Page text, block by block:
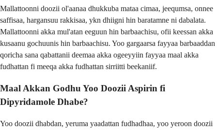
Mallattoonni doozii ol'aanaa dhukkuba mataa cimaa, jeequmsa, onnee
saffisaa, hargansuu rakkisaa, ykn dhiigni hin baratamne ni dabalata.
Mallattoonni akka mul'atan eeguun hin barbaachisu, ofii keessan akka
kusaanu gochuunis hin barbaachisu. Yoo gargaarsa fayyaa barbaaddan
qoricha sana qabattanii deemaa akka ogeeyyiin fayyaa maal akka
fudhattan fi meeqa akka fudhattan sirriitti beekaniif.
Maal Akkan Godhu Yoo Doozii Aspirin fi
Dipyridamole Dhabe?
Yoo doozii dhabdan, yeruma yaadattan fudhadhaa, yoo yeroon doozii